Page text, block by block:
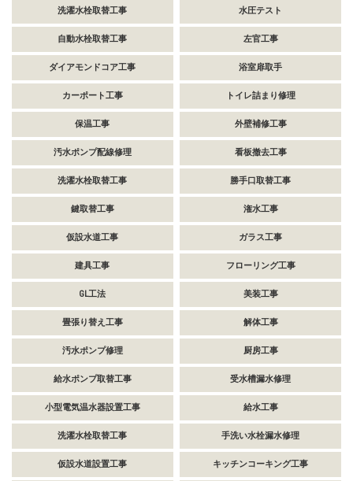
洗濯水栓取替工事 水圧テスト
自動水栓取替工事 左官工事
ダイアモンドコア工事 浴室扉取手
カーポート工事 トイレ詰まり修理
保温工事 外壁補修工事
汚水ポンプ配線修理 看板撤去工事
洗濯水栓取替工事 勝手口取替工事
鍵取替工事 潅水工事
仮設水道工事 ガラス工事
建具工事 フローリング工事
GL工法 美装工事
畳張り替え工事 解体工事
汚水ポンプ修理 厨房工事
給水ポンプ取替工事 受水槽漏水修理
小型電気温水器設置工事 給水工事
洗濯水栓取替工事 手洗い水栓漏水修理
仮設水道設置工事 キッチンコーキング工事